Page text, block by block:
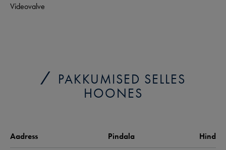
Videovalve
PAKKUMISED SELLES
HOONES
Aadress Pindala Hind